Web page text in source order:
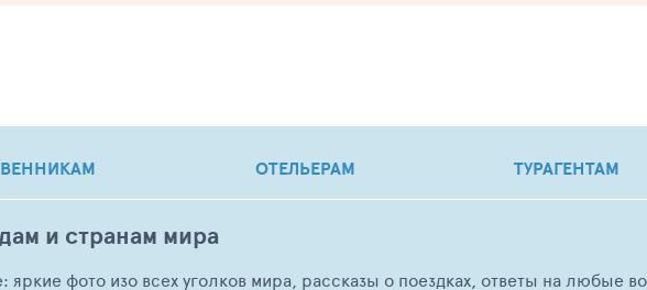
ОТЕЛЬЕРАМ ТУРАГЕНТАМ
и странам мира
яркие фото изо всех уголков мира, рассказы о поездках, ответы на любые